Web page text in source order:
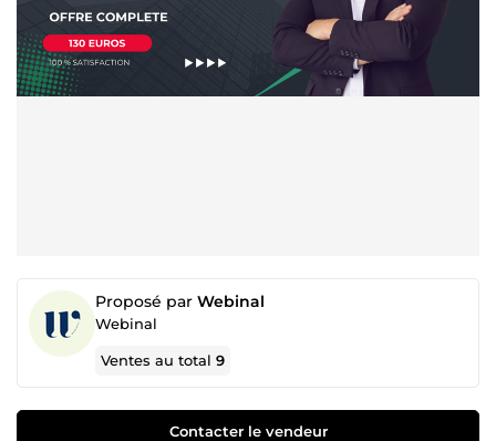
Proposé par Webinal
Webinal
Ventes au total9
Contacter le vendeur